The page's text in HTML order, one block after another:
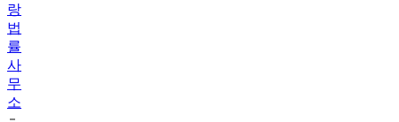
랑
법
률
사
무
소